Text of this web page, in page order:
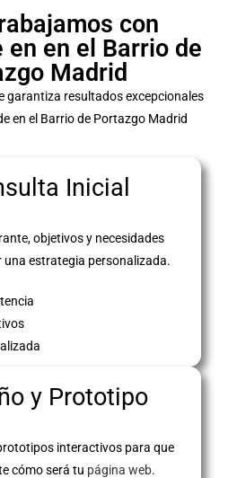
con
en en el Barrio de
Madrid
garantiza resultados excepcionales
en el Barrio de Portazgo Madrid
Inicial
objetivos y necesidades
una estrategia personalizada.
y Prototipo
interactivos para que
cómo será tu página web.